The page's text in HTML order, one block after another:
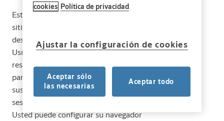
Estas cookies son necesarias para que el
sitio web funcione y no se pueden
desactivar en nuestros sistemas.
Usualmente están configuradas para
responder a acciones hechas por usted
para recibir servicios, tales como ajustar
sus preferencias de privacidad, iniciar
sesión en el sitio, o llenar formularios.
Usted puede configurar su navegador
cookies Política de privacidad
Ajustar la configuración de cookies
Aceptar sólo
las necesarias
Aceptar todo